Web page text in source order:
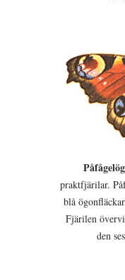
praktfjärilar.
blå
Fjärilen
den